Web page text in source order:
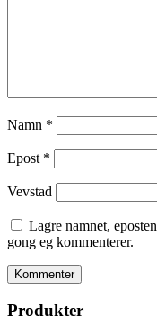
Namn *
Epost *
Vevstad
Lagre namnet,
gong eg kommenterer.
Produkter